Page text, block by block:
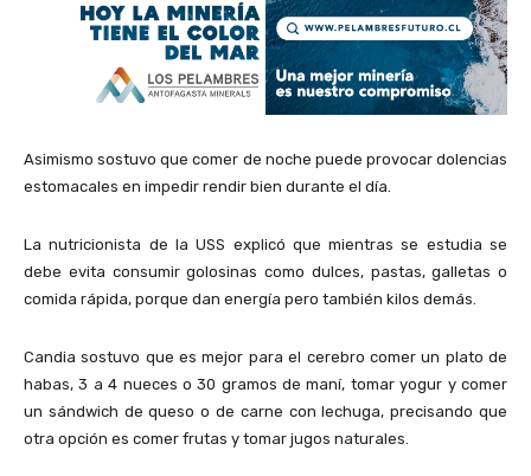
Asimismo sostuvo que comer de noche puede provocar dolencias
estomacales en impedir rendir bien durante el día.
La nutricionista de la USS explicó que mientras se estudia se
debe evita consumir golosinas como dulces, pastas, galletas o
comida rápida, porque dan energía pero también kilos demás.
Candia sostuvo que es mejor para el cerebro comer un plato de
habas, 3 a 4 nueces o 30 gramos de maní, tomar yogur y comer
un sándwich de queso o de carne con lechuga, precisando que
otra opción es comer frutas y tomar jugos naturales.